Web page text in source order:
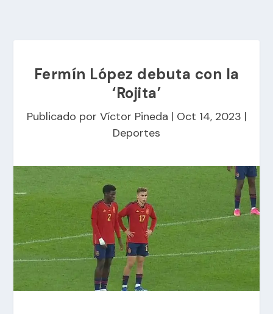
Fermín López debuta con la
‘Rojita’
Publicado por Víctor Pineda | Oct 14, 2023 |
Deportes